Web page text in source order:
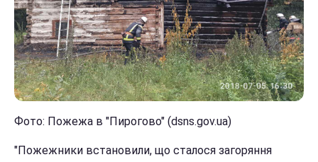
Фото: Пожежа в "Пирогово" (dsns.gov.ua)
"Пожежники встановили, що сталося загоряння